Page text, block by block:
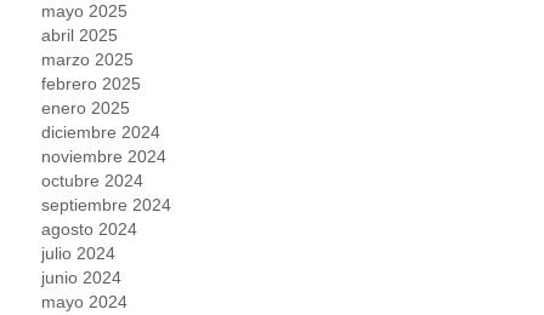
mayo 2025
abril 2025
marzo 2025
febrero 2025
enero 2025
diciembre 2024
noviembre 2024
octubre 2024
septiembre 2024
agosto 2024
julio 2024
junio 2024
mayo 2024